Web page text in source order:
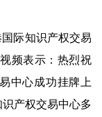
际知识产权交易
频表示：热烈祝
中心成功挂牌上
产权交易中心多